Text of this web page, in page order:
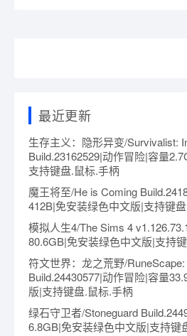
最近更新
生存主义：隐形异变/Survivalist:
Build.23162529|动作冒险|容量
支持键盘.鼠标.手柄
魔王将至/He is Coming
412B|免安装绿色中文版|支持键
模拟人生4/The Sims 4
80.6GB|免安装绿色中文版|支持
符文世界：龙之荒野/
Build.24430577|动作冒险|容量
版|支持键盘.鼠标.手柄
绿石守卫者/Stoneguard
6.8GB|免安装绿色中文版|支持键